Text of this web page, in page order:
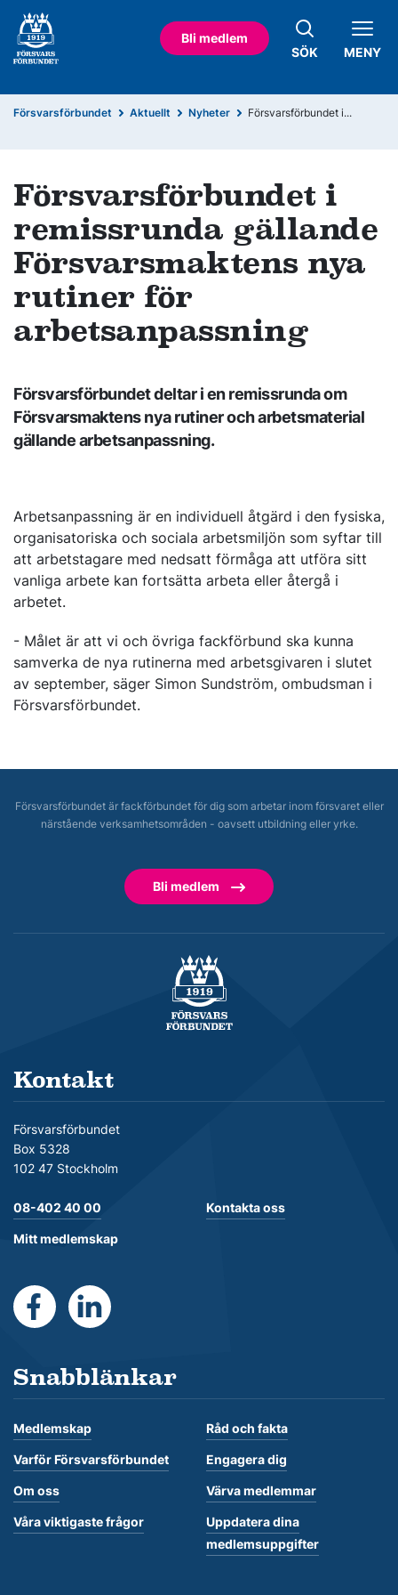
Bli medlem
SÖK
MENY
Försvarsförbundet Aktuellt Nyheter Försvarsförbundet i...
Försvarsförbundet i
remissrunda gällande
Försvarsmaktens nya
rutiner för
arbetsanpassning
Försvarsförbundet deltar i en remissrunda om
Försvarsmaktens nya rutiner och arbetsmaterial
gällande arbetsanpassning.
Arbetsanpassning är en individuell åtgärd i den fysiska,
organisatoriska och sociala arbetsmiljön som syftar till
att arbetstagare med nedsatt förmåga att utföra sitt
vanliga arbete kan fortsätta arbeta eller återgå i
arbetet.
- Målet är att vi och övriga fackförbund ska kunna
samverka de nya rutinerna med arbetsgivaren i slutet
av september, säger Simon Sundström, ombudsman i
Försvarsförbundet.
Försvarsförbundet är fackförbundet för dig som arbetar inom försvaret eller
närstående verksamhetsområden - oavsett utbildning eller yrke.
Bli medlem
Försvarsförbundet
Kontakt
Försvarsförbundet
Box 5328
102 47 Stockholm
08-402 40 00
Mitt medlemskap
Kontakta oss
https://www.facebook.com/Forsvarsforbundet
https://se.linkedin.com/company/
Snabblänkar
Medlemskap
Varför Försvarsförbundet
Om oss
Våra viktigaste frågor
Råd och fakta
Engagera dig
Värva medlemmar
Uppdatera dina
medlemsuppgifter